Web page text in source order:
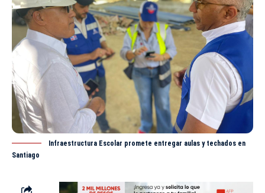
Infraestructura Escolar promete entregar aulas y techados en
Santiago